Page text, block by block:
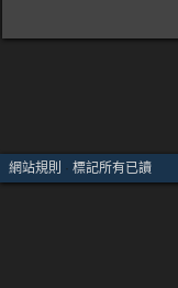
網站規則 · 標記所有已讀